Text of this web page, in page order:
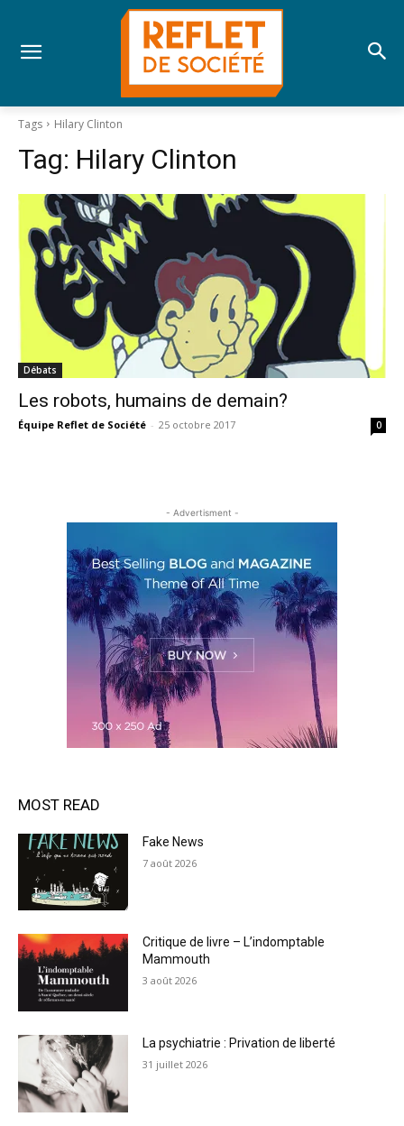
Tags Hilary Clinton
Tag: Hilary Clinton
Débats
Les robots, humains de demain?
Équipe Reflet de Société - 25 octobre 2017 0
- Advertisment -
MOST READ
Fake News
7 août 2026
Critique de livre – L’indomptable
Mammouth
3 août 2026
La psychiatrie : Privation de liberté
31 juillet 2026